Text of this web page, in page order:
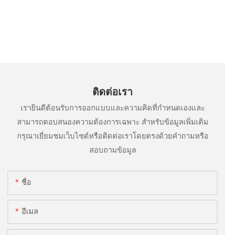
ติดต่อเรา
เรายินดีต้อนรับการออกแบบและความคิดที่กำหนดเองและ
สามารถตอบสนองความต้องการเฉพาะ สำหรับข้อมูลเพิ่มเติม
กรุณาเยี่ยมชมเว็บไซต์หรือติดต่อเราโดยตรงด้วยคำถามหรือ
สอบถามข้อมูล
ชื่อ
อีเมล